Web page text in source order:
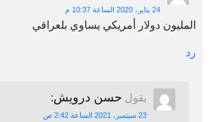
24 يناير، 2020 الساعة 10:37 م
المليون دولار أمريكي يساوي بلعراقي
رد
يقول حسن درويش:
23 سبتمبر، 2021 الساعة 2:42 ص